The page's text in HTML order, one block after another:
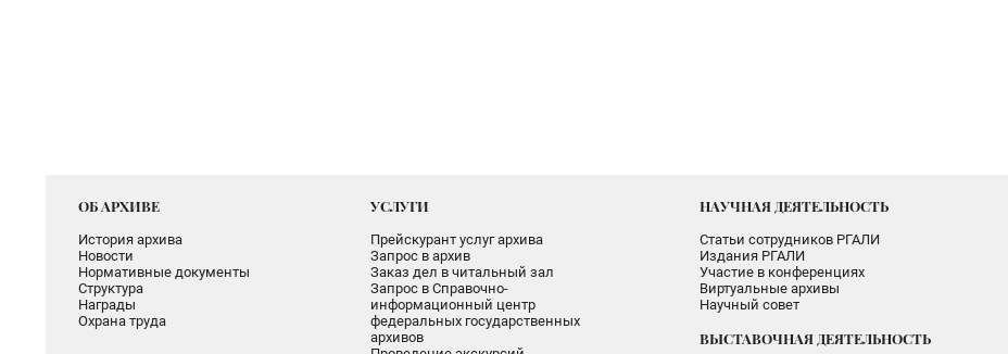
ОБ АРХИВЕ
История архива
Новости
Нормативные документы
Структура
Награды
Охрана труда
УСЛУГИ
Прейскурант услуг архива
Запрос в архив
Заказ дел в читальный зал
Запрос в Справочно-
информационный центр
федеральных государственных
архивов
НАУЧНАЯ ДЕЯТЕЛЬНОСТЬ
Статьи сотрудников РГАЛИ
Издания РГАЛИ
Участие в конференциях
Виртуальные архивы
Научный совет
ВЫСТАВОЧНАЯ ДЕЯТЕЛЬНОСТЬ